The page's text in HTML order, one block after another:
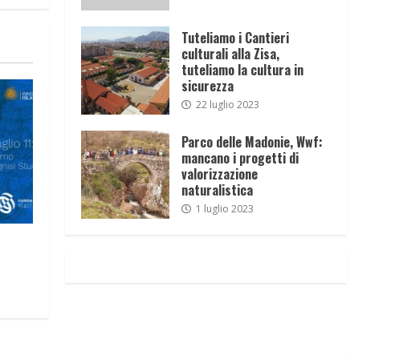
Tuteliamo i Cantieri
culturali alla Zisa,
tuteliamo la cultura in
sicurezza
22 luglio 2023
Parco delle Madonie, Wwf:
mancano i progetti di
valorizzazione
naturalistica
1 luglio 2023